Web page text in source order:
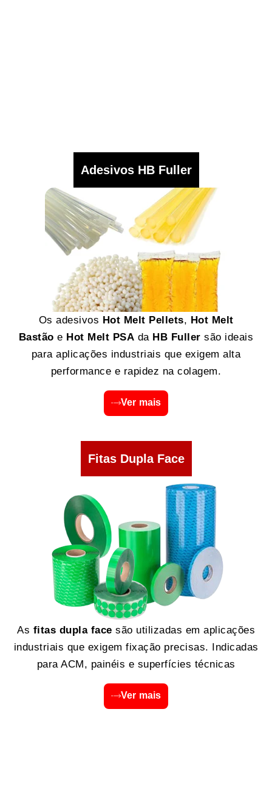
Adesivos HB Fuller
Os adesivos Hot Melt Pellets, Hot Melt
Bastão e Hot Melt PSA da HB Fuller são ideais
para aplicações industriais que exigem alta
performance e rapidez na colagem.
Ver mais
Fitas Dupla Face
As fitas dupla face são utilizadas em aplicações
industriais que exigem fixação precisas. Indicadas
para ACM, painéis e superfícies técnicas
Ver mais